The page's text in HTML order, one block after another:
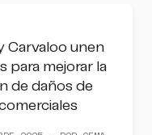
Carvaloo unen
para mejorar la
de daños de